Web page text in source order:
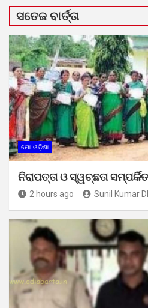
ସତେଜ ବାର୍ତ୍ତା
ମୋ ଓଡ଼ିଶା
ନିରାପତ୍ତା ଓ ସ୍ୱଚ୍ଛତା
2 hours ago Sunil Kumar